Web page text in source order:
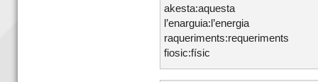
akesta:aquesta
l’enarguia:l’energia
raqueriments:requeriments
fiosic:físic